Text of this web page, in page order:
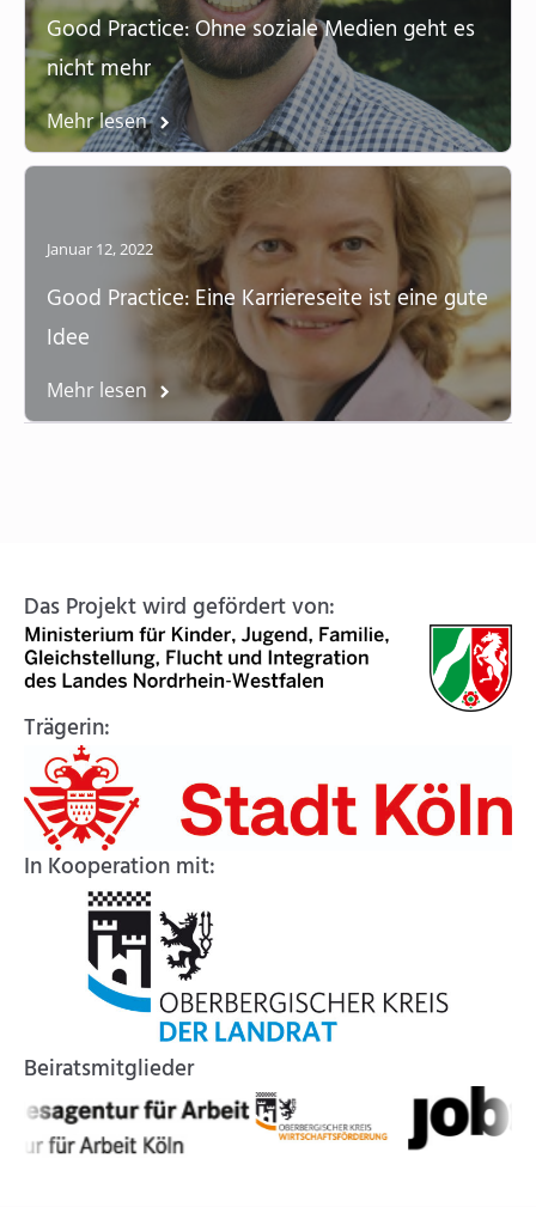
Good Practice: Ohne soziale Medien geht es
nicht mehr
Mehr lesen
Good Practice: Eine Karriereseite ist eine gute
Idee
Januar 12, 2022
Mehr lesen
Das Projekt wird gefördert von:
Trägerin:
In Kooperation mit:
Beiratsmitglieder